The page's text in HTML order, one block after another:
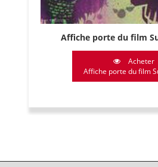
Affiche porte du film
Acheter
Affiche porte du film